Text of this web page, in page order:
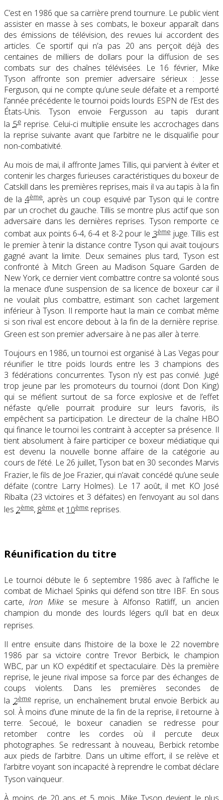
C’est en 1986 que sa carrière prend tournure. Le public vient
assister en masse à ses combats, le boxeur apparaît dans
des émissions de télévision, des revues lui accordent des
articles. Ce sportif qui n’a pas 20 ans perçoit déjà des
centaines de milliers de dollars pour la diffusion de ses
combats sur des chaînes télévisées. Le 16 février, Mike
Tyson affronte son premier adversaire sérieux : Jesse
Ferguson, qui ne compte qu’une seule défaite et a remporté
l’année précédente le tournoi poids lourds ESPN de l’Est des
États-Unis. Tyson envoie Fergusson au tapis durant
la 5e reprise. Celui-ci multiplie ensuite les accrochages dans
la reprise suivante avant que l’arbitre ne le disqualifie pour
non-combativité.
Au mois de mai, il affronte James Tillis, qui parvient à éviter et
contenir les charges furieuses caractéristiques du boxeur de
Catskill dans les premières reprises, mais il va au tapis à la fin
de la4ème, après un coup esquivé par Tyson qui le contre
par un crochet du gauche. Tillis se montre plus actif que son
adversaire dans les dernières reprises. Tyson remporte ce
combat aux points 6-4, 6-4 et 8-2 pour le 3ème juge. Tillis est
le premier à tenir la distance contre Tyson qui avait toujours
gagné avant la limite. Deux semaines plus tard, Tyson est
confronté à Mitch Green au Madison Square Garden de
New York, ce dernier vient combattre contre sa volonté sous
la menace d’une suspension de sa licence de boxeur car il
ne voulait plus combattre, estimant son cachet largement
inférieur à Tyson. Il remporte haut la main ce combat même
si son rival est encore debout à la fin de la dernière reprise.
Green est son premier adversaire à ne pas aller à terre.
Toujours en 1986, un tournoi est organisé à Las Vegas pour
réunifier le titre poids lourds entre les 3 champions des
3 fédérations concurrentes. Tyson n’y est pas convié. Jugé
trop jeune par les promoteurs du tournoi (dont Don King)
qui se méfient surtout de sa force explosive et de l’effet
néfaste qu’elle pourrait produire sur leurs favoris, ils
empêchent sa participation. Le directeur de la chaîne HBO
qui finance le tournoi les contraint à accepter sa présence. Il
tient absolument à faire participer ce boxeur médiatique qui
est devenu la nouvelle bonne affaire de la catégorie au
cours de l’été. Le 26 juillet, Tyson bat en 30 secondes Marvis
Frazier, le fils de Joe Frazier, qui n’avait concédé qu’une seule
défaite (contre Larry Holmes). Le 17 août, il met KO José
Ribalta (23 victoires et 3 défaites) en l’envoyant au sol dans
les 2ème, 8ème et 10ème reprises.
Réunification du titre
Le tournoi débute le 6 septembre 1986 avec à l’affiche le
combat de Michael Spinks qui défend son titre IBF. En sous
carte, Iron Mikese mesure à Alfonso Ratliff, un ancien
champion du monde des lourds légers qu’il bat en deux
reprises.
Il entre ensuite dans l’histoire de la boxe le 22 novembre
1986 par sa victoire contre Trevor Berbick, le champion
WBC, par un KO expéditif et spectaculaire. Dès la première
reprise, le jeune rival impose sa force par des échanges de
coups violents. Dans les premières secondes de
la 2ème reprise, un enchaînement brutal envoie Berbick au
sol. À moins d’une minute de la fin de la reprise, il retourne à
terre. Secoué, le boxeur canadien se redresse pour
retomber contre les cordes où il percute deux
photographes. Se redressant à nouveau, Berbick retombe
aux pieds de l’arbitre. Dans un ultime effort, il se relève et
l’arbitre voyant son incapacité à reprendre le combat déclare
Tyson vainqueur.